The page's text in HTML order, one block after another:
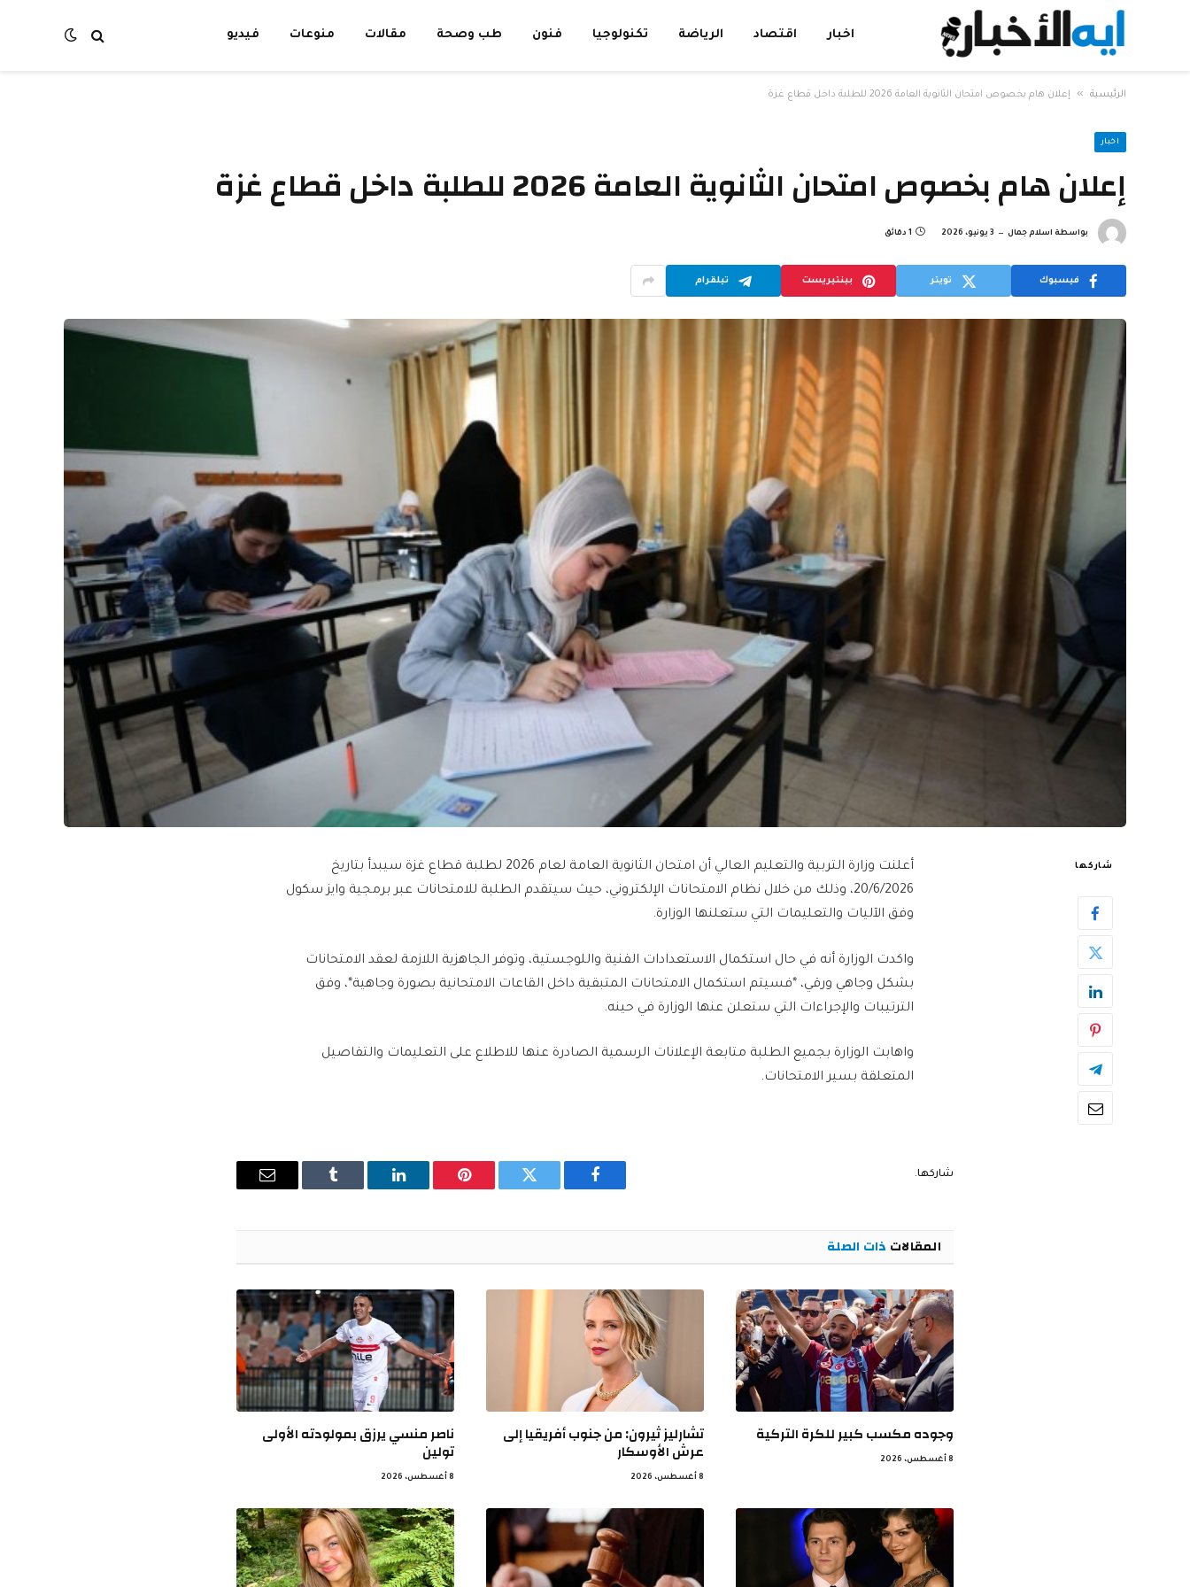
اخبار اقتصاد الرياضة تكنولوجيا فنون طب وصحة مقالات منوعات فيديو
الرئيسية » إعلان هام بخصوص امتحان الثانوية العامة 2026 للطلبة داخل قطاع غزة
اخبار
إعلان هام بخصوص امتحان الثانوية العامة 2026 للطلبة داخل قطاع غزة
بواسطة اسلام جمال 3 يونيو، 2026 1 دقائق
فيسبوك تويتر بينتيريست تيلقرام
شاركها
أعلنت وزارة التربية والتعليم العالي أن امتحان الثانوية العامة لعام 2026 لطلبة قطاع غزة سيبدأ بتاريخ
20/6/2026، وذلك من خلال نظام الامتحانات الإلكتروني، حيث سيتقدم الطلبة للامتحانات عبر برمجية وايز سكول
وفق الآليات والتعليمات التي ستعلنها الوزارة.
واكدت الوزارة أنه في حال استكمال الاستعدادات الفنية واللوجستية، وتوفر الجاهزية اللازمة لعقد الامتحانات
بشكل وجاهي ورقي، *فسيتم استكمال الامتحانات المتبقية داخل القاعات الامتحانية بصورة وجاهية*، وفق
الترتيبات والإجراءات التي ستعلن عنها الوزارة في حينه.
واهابت الوزارة بجميع الطلبة متابعة الإعلانات الرسمية الصادرة عنها للاطلاع على التعليمات والتفاصيل
المتعلقة بسير الامتحانات.
شاركها.
فيسبوك تويتر بينتيريستلينكدإن Tumblr
البريد
المقالات ذات الصلة
وجوده مكسب كبير للكرة التركية
8 أغسطس، 2026
تشارليز ثيرون: من جنوب أفريقيا إلى
عرش الأوسكار
8 أغسطس، 2026
ناصر منسي يرزق بمولودته الأولى
تولين
8 أغسطس، 2026